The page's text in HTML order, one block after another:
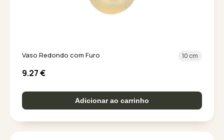
Vaso Redondo com Furo 10 cm
9.27€
Adicionar ao carrinho